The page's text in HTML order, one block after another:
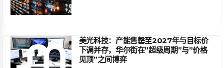
美光科技：产能售罄至2027年与目标价
下调并存，华尔街在”超级周期”与”价格
见顶”之间博弈